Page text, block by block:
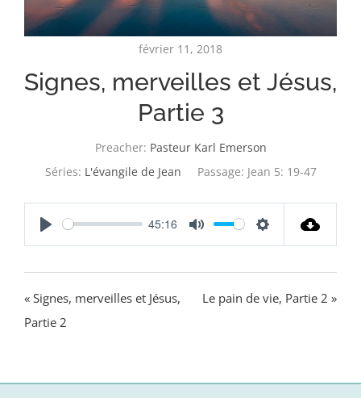
février 11, 2018
Signes, merveilles et Jésus,
Partie 3
Preacher: Pasteur Karl Emerson
Séries: L'évangile de Jean Passage: Jean 5: 19-47
Play
45:16
Mute Settings
« Signes, merveilles et Jésus,
Partie 2
Le pain de vie, Partie 2 »